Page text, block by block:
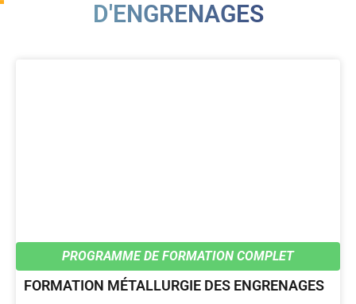
D'ENGRENAGES
PROGRAMME DE FORMATION COMPLET
FORMATION MÉTALLURGIE DES ENGRENAGES